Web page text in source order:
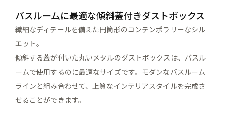
バスルームに最適な傾斜蓋付きダストボックス
繊細なディテールを備えた円筒形のコンテンポラリーなシル
エット。
傾斜する蓋が付いた丸いメタルのダストボックスは、バスル
ームで使用するのに最適なサイズです。モダンなバスルーム
ラインと組み合わせて、上質なインテリアスタイルを完成さ
せることができます。